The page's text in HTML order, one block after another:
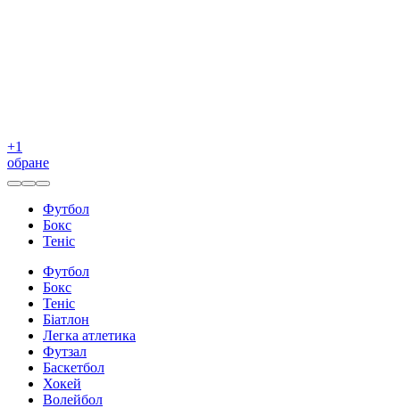
+1
обране
Футбол
Бокс
Теніс
Футбол
Бокс
Теніс
Біатлон
Легка атлетика
Футзал
Баскетбол
Хокей
Волейбол